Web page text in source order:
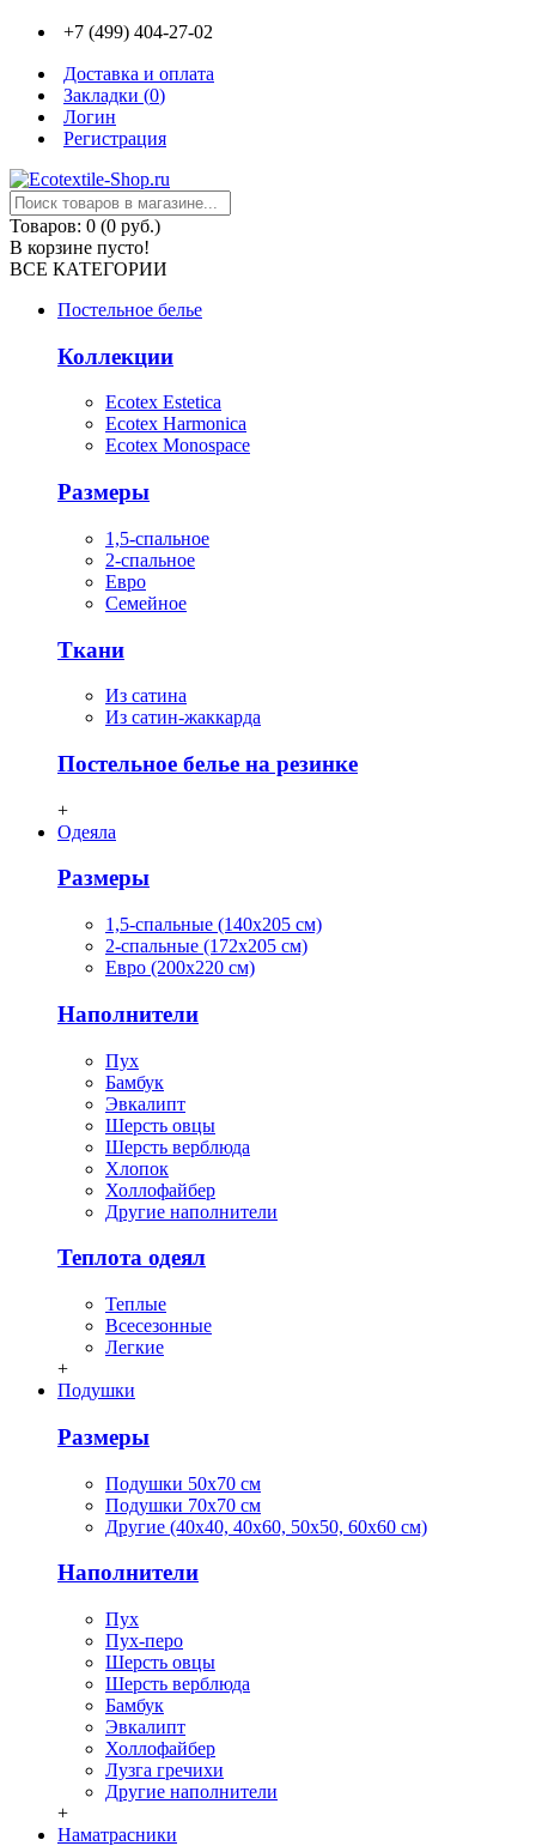
+7 (499) 404-27-02
Доставка и оплата
Закладки (0)
Логин
Регистрация
Товаров: 0 (0 руб.)
В корзине пусто!
ВСЕ КАТЕГОРИИ
Постельное белье
Коллекции
Ecotex Estetica
Ecotex Harmonica
Ecotex Monospace
Размеры
1,5-спальное
2-спальное
Евро
Семейное
Ткани
Из сатина
Из сатин-жаккарда
Постельное белье на резинке
+
Одеяла
Размеры
1,5-спальные (140х205 см)
2-спальные (172х205 см)
Евро (200х220 см)
Наполнители
Пух
Бамбук
Эвкалипт
Шерсть овцы
Шерсть верблюда
Хлопок
Холлофайбер
Другие наполнители
Теплота одеял
Теплые
Всесезонные
Легкие
+
Подушки
Размеры
Подушки 50х70 см
Подушки 70х70 см
Другие (40х40, 40х60, 50х50, 60х60 см)
Наполнители
Пух
Пух-перо
Шерсть овцы
Шерсть верблюда
Бамбук
Эвкалипт
Холлофайбер
Лузга гречихи
Другие наполнители
+
Наматрасники